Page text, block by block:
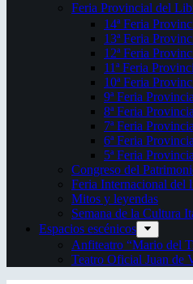
Feria Provincial del
14ª Feria
13ª Feria
12ª Feria
11ª Feria
10ª Feria
9ª Feria
8ª Feria
7ª Feria
6ª Feria
5ª Feria
Congreso del
Feria Internacional del
Mitos y leyendas
Semana de la Cultura
Espacios escénicos
Anfiteatro “Mario del
Teatro Oficial Juan de